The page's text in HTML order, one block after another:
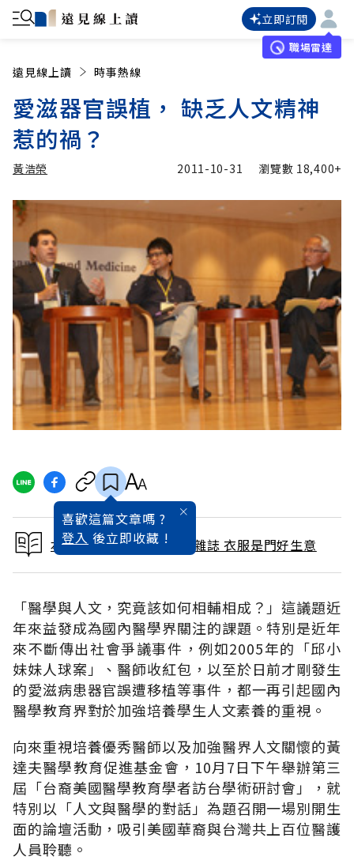
立即訂閱
職場雷達
遠見線上讀 時事熱線
愛滋器官誤植， 缺乏人文精神
惹的禍？
黃浩榮
黃浩榮 加入追蹤
2011-10-31 瀏覽數 18,400+
喜歡這篇文章嗎 ?
登入 後立即收藏 !
本文出自 2011 / 11月號雜誌 衣服是門好生意
「醫學與人文，究竟該如何相輔相成？」這議題近
年來益發成為國內醫學界關注的課題。特別是近年
來不斷傳出社會爭議事件，例如2005年的「邱小
妹妹人球案」、醫師收紅包，以至於日前才剛發生
的愛滋病患器官誤遭移植等事件，都一再引起國內
醫學教育界對於加強培養學生人文素養的重視。
向來重視培養優秀醫師以及加強醫界人文關懷的黃
達夫醫學教育促進基金會，10月7日下午舉辦第三
屆「台裔美國醫學教育學者訪台學術研討會」，就
特別以「人文與醫學的對話」為題召開一場別開生
面的論壇活動，吸引美國華裔與台灣共上百位醫護
人員聆聽。